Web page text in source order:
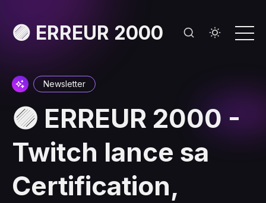
🟣 ERREUR 2000
Newsletter
🟣 ERREUR 2000 -
Twitch lance sa
Certification,